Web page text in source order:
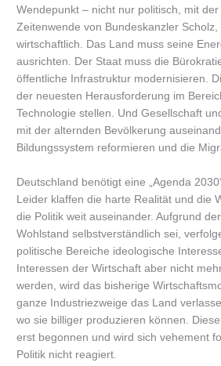
Wendepunkt – nicht nur politisch, mit
Zeitenwende von Bundeskanzler
wirtschaftlich. Das Land muss seine
ausrichten. Der Staat muss die
öffentliche Infrastruktur modernisieren.
der neuesten Herausforderung im
Technologie stellen. Und Gesellschaft
mit der alternden Bevölkerung
Bildungssystem reformieren und die
Deutschland benötigt eine „Agenda
Leider klaffen die harte Realität und die
die Politik weit auseinander. Aufgrund
Wohlstand selbstverständlich sei,
politische Bereiche ideologische
Interessen der Wirtschaft aber nicht
werden, wird das bisherige
ganze Industriezweige das Land
wo sie billiger produzieren können.
erst begonnen und wird sich vehement
Politik nicht reagiert.